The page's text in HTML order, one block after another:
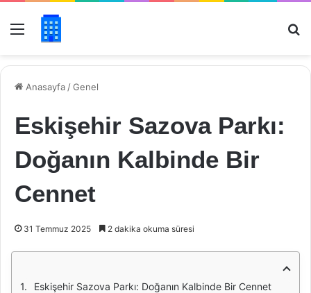
Menü
Anasayfa /Genel
Eskişehir Sazova Parkı:
Doğanın Kalbinde Bir
Cennet
31 Temmuz 2025 2 dakika okuma süresi
Eskişehir Sazova Parkı: Doğanın Kalbinde Bir Cennet